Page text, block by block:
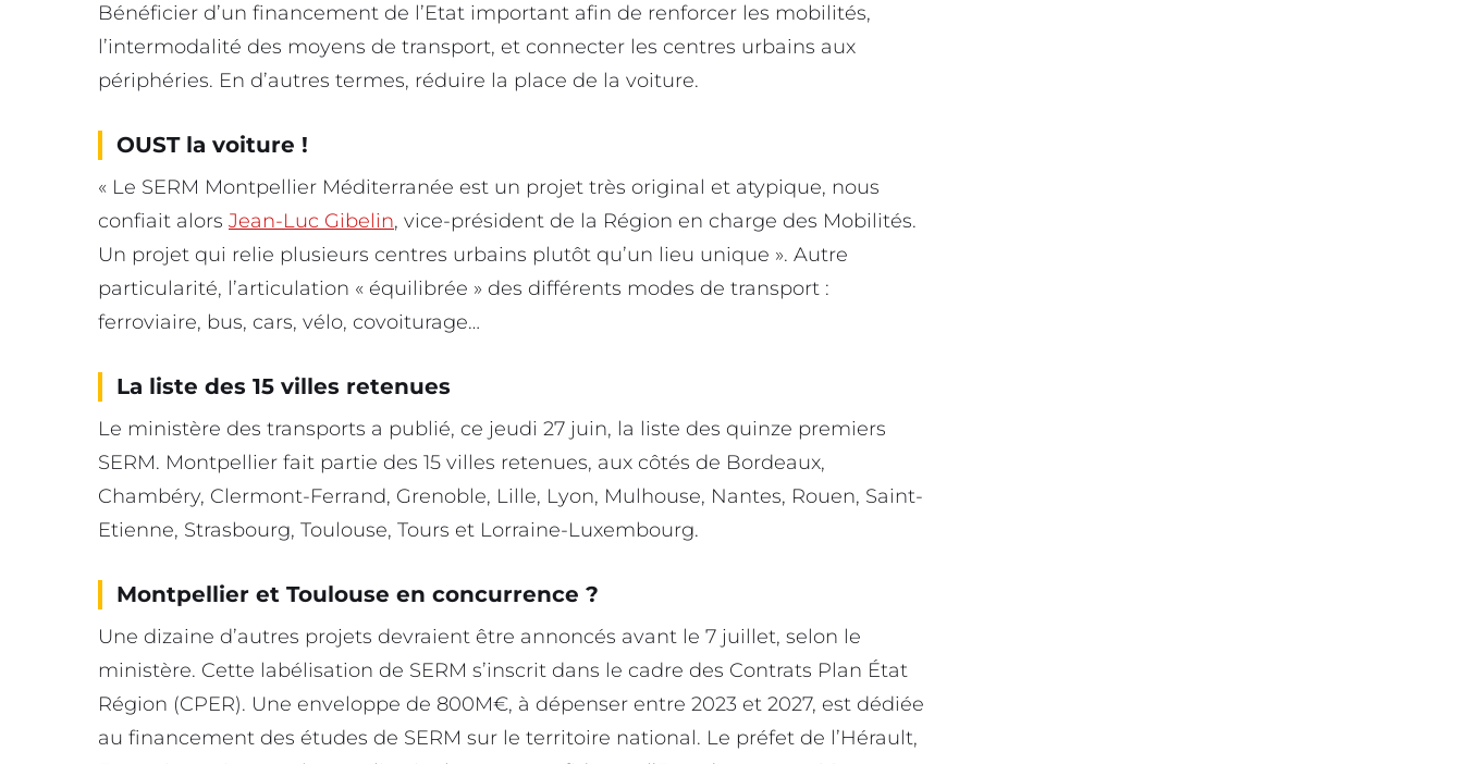
Bénéficier d’un financement de l’Etat important afin de renforcer les mobilités,
l’intermodalité des moyens de transport, et connecter les centres urbains aux
périphéries. En d’autres termes, réduire la place de la voiture.
OUST la voiture !
« Le SERM Montpellier Méditerranée est un projet très original et atypique, nous
confiait alors Jean-Luc Gibelin, vice-président de la Région en charge des Mobilités.
Un projet qui relie plusieurs centres urbains plutôt qu’un lieu unique ». Autre
particularité, l’articulation « équilibrée » des différents modes de transport :
ferroviaire, bus, cars, vélo, covoiturage…
La liste des 15 villes retenues
Le ministère des transports a publié, ce jeudi 27 juin, la liste des quinze premiers
SERM. Montpellier fait partie des 15 villes retenues, aux côtés de Bordeaux,
Chambéry, Clermont-Ferrand, Grenoble, Lille, Lyon, Mulhouse, Nantes, Rouen, Saint-
Etienne, Strasbourg, Toulouse, Tours et Lorraine-Luxembourg.
Montpellier et Toulouse en concurrence ?
Une dizaine d’autres projets devraient être annoncés avant le 7 juillet, selon le
ministère. Cette labélisation de SERM s’inscrit dans le cadre des Contrats Plan État
Région (CPER). Une enveloppe de 800M€, à dépenser entre 2023 et 2027, est dédiée
au financement des études de SERM sur le territoire national. Le préfet de l’Hérault,